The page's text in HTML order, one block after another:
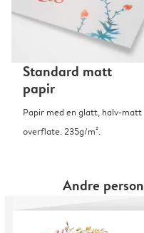
Standard matt
papir
Papir med en glatt, halv-matt
overflate. 235g/m².
Andre